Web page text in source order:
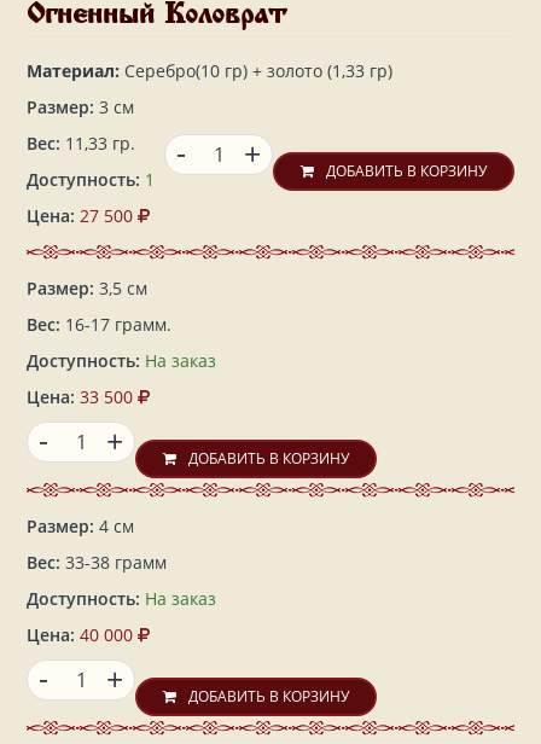
Огненный Коловрат
Материал: Серебро(10 гр) + золото (1,33 гр)
Размер: 3 см
Вес: 11,33 гр.
Доступность: 1
Цена: 27 500
+
- ДОБАВИТЬ В КОРЗИНУ
Размер: 3,5 см
Вес: 16-17 грамм.
Доступность: На заказ
Цена: 33 500
+
- ДОБАВИТЬ В КОРЗИНУ
Размер: 4 см
Вес: 33-38 грамм
Доступность: На заказ
Цена: 40 000
+
- ДОБАВИТЬ В КОРЗИНУ